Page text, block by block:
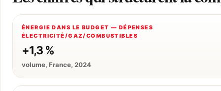
ÉNERGIE DANS LE BUDGET — DÉPENSES
ÉLECTRICITÉ/GAZ/COMBUSTIBLES
+1,3 %
volume, France, 2024